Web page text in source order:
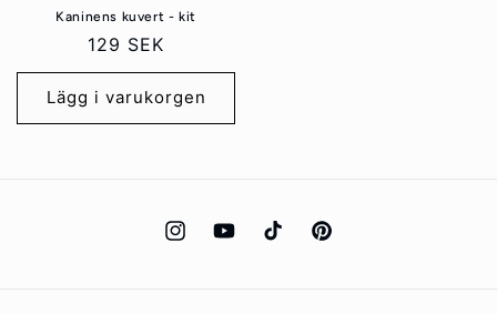
Kaninens kuvert - kit
Ordinarie
pris
129 SEK
Lägg i varukorgen
InstagramYouTubeTikTok Pinterest